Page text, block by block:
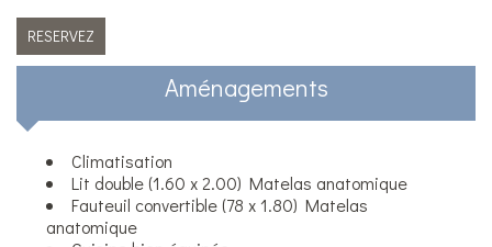
RESERVEZ
Aménagements
Climatisation
Lit double (1.60 x 2.00) Matelas anatomique
Fauteuil convertible (78 x 1.80) Matelas
anatomique